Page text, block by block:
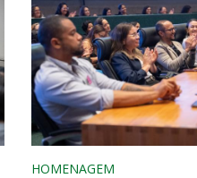
HOMENAGEM